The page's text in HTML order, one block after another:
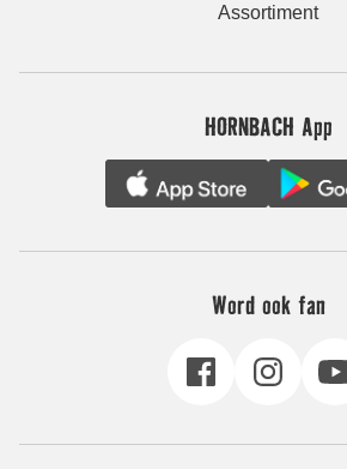
Assortiment
HORNBACH App
Word ook fan